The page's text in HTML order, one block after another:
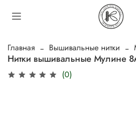
Главная Вышивальные нитки
Нитки вышивальные Мулине
(0)